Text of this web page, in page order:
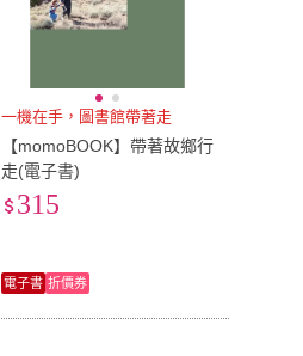
一機在手，圖書館帶著走
【momoBOOK】帶著故鄉行
走(電子書)
315
電子書 折價券